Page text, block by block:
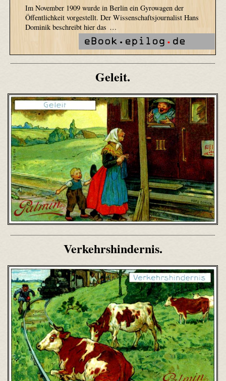
Im November 1909 wurde in Berlin ein Gyrowagen der
Öffentlichkeit vorgestellt. Der Wissenschaftsjournalist Hans
Dominik beschreibt hier das …
Geleit.
Verkehrshindernis.